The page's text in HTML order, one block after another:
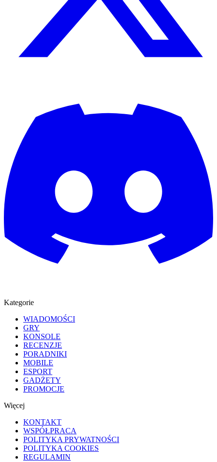
Kategorie
WIADOMOŚCI
GRY
KONSOLE
RECENZJE
PORADNIKI
MOBILE
ESPORT
GADŻETY
PROMOCJE
Więcej
KONTAKT
WSPÓŁPRACA
POLITYKA PRYWATNOŚCI
POLITYKA COOKIES
REGULAMIN